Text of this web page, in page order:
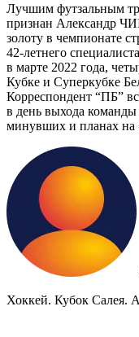
Лучшим футзальным
признан Александр
золоту в чемпионате
42-летнего
в марте 2022 года,
Кубке и Суперкубке
Корреспондент “ПБ”
в день выхода команды
минувших и планах
Хоккей. Кубок Салея.